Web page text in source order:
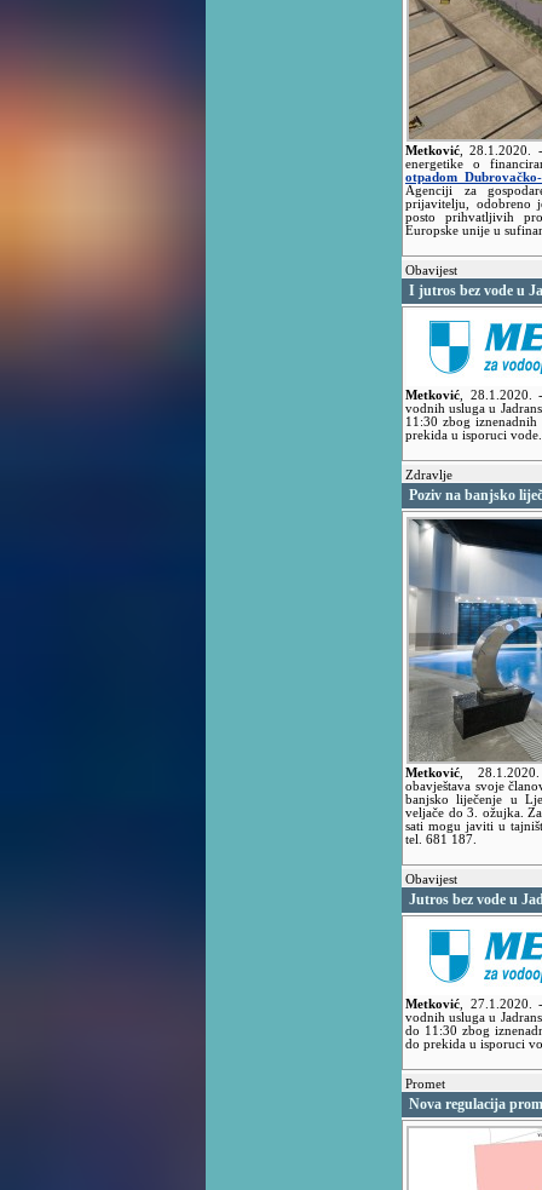
Metković ,28.1.2020.
energetike o
otpadom
Agenciji za
prijavitelju, odobreno
posto prihvatljivih
Europske unije u
Obavijest
I jutros bez vode u
Metković 28.1.2020.
vodnih usluga u
11:30 zbog
prekida u isporuci vode.
Zdravlje
Poziv na banjsko
Metković ,
obavještava svoje
banjsko liječenje u
veljače do 3. ožujka.
sati mogu javiti u
tel. 681 187.
Obavijest
Jutros bez vode u
Metković 27.1.2020.
vodnih usluga u
do 11:30 zbog
do prekida u isporuci
Promet
Nova regulacija